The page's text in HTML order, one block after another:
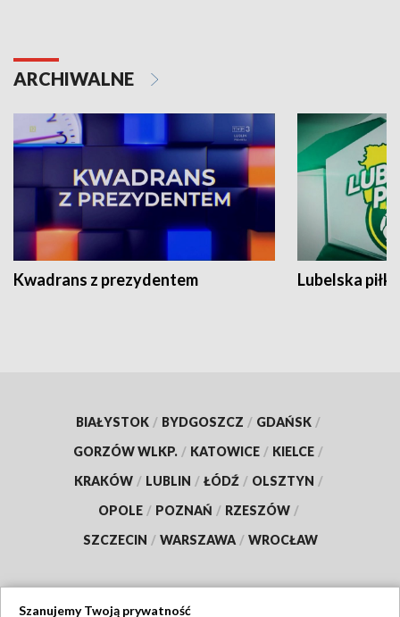
ARCHIWALNE
Kwadrans z prezydentem Lubelska piłka
BIAŁYSTOK / BYDGOSZCZ / GDAŃSK /
GORZÓW WLKP. / KATOWICE / KIELCE /
KRAKÓW / LUBLIN / ŁÓDŹ / OLSZTYN /
OPOLE / POZNAŃ / RZESZÓW /
SZCZECIN / WARSZAWA / WROCŁAW
Szanujemy Twoją prywatność